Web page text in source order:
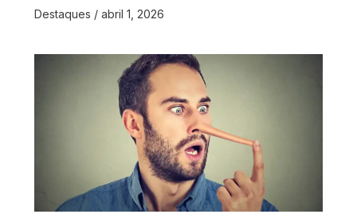
Destaques / abril 1, 2026